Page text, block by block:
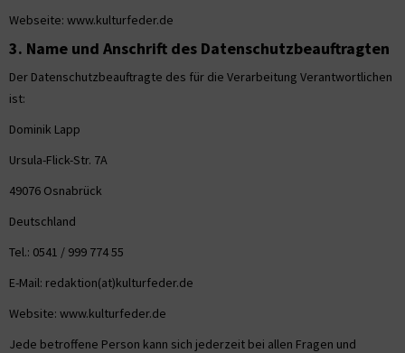
Webseite: www.kulturfeder.de
3. Name und Anschrift des Datenschutzbeauftragten
Der Datenschutzbeauftragte des für die Verarbeitung Verantwortlichen
ist:
Dominik Lapp
Ursula-Flick-Str. 7A
49076 Osnabrück
Deutschland
Tel.: 0541 / 999 774 55
E-Mail: redaktion(at)kulturfeder.de
Website: www.kulturfeder.de
Jede betroffene Person kann sich jederzeit bei allen Fragen und